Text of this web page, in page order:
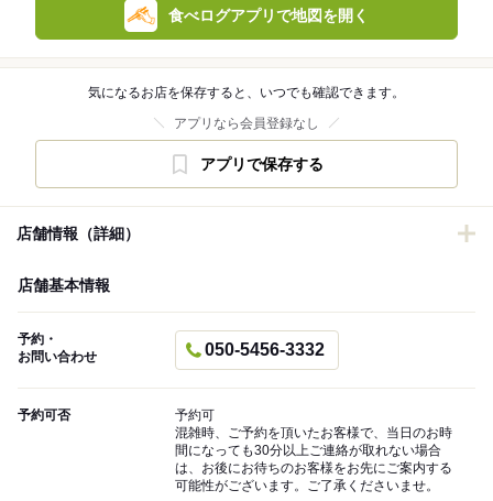
食べログアプリで地図を開く
気になるお店を保存すると、いつでも確認できます。
アプリなら会員登録なし
アプリで保存する
店舗情報（詳細）
店舗基本情報
予約・
お問い合わせ
050-5456-3332
予約可否
予約可
混雑時、ご予約を頂いたお客様で、当日のお時
間になっても30分以上ご連絡が取れない場合
は、お後にお待ちのお客様をお先にご案内する
可能性がございます。ご了承くださいませ。